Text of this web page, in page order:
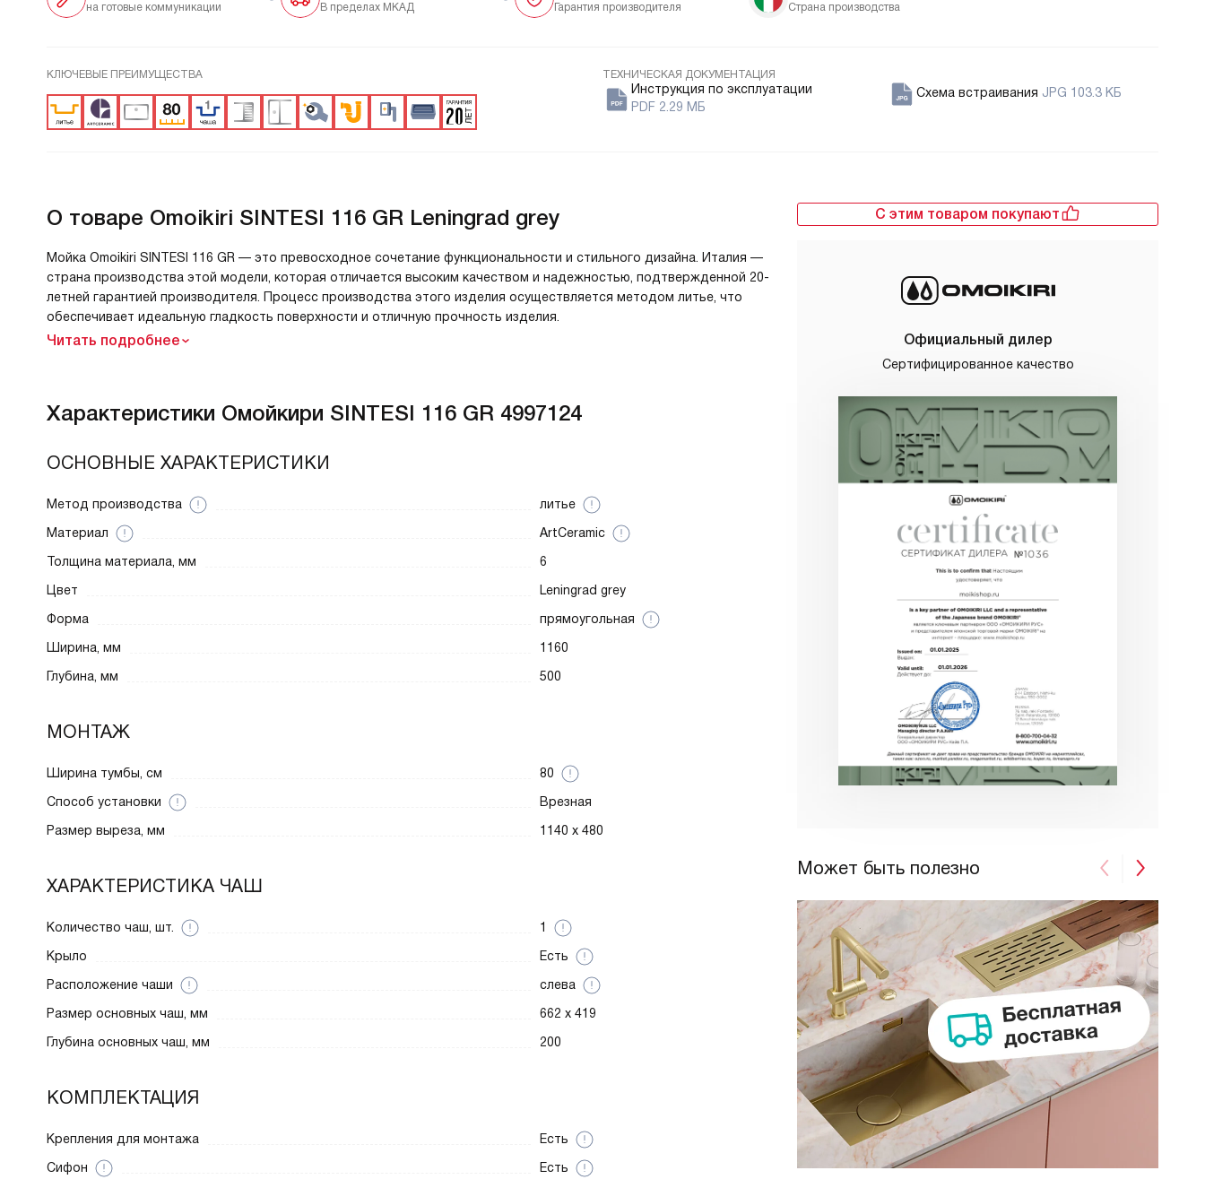
В пределах МКАД Гарантия производителя
на готовые коммуникации Страна производства
КЛЮЧЕВЫЕ ПРЕИМУЩЕСТВА ТЕХНИЧЕСКАЯ ДОКУМЕНТАЦИЯ
Инструкция по эксплуатации
PDF 2.29 МБ
Схема встраивания JPG 103.3 КБ
С этим товаром покупают
Официальный дилер
Сертифицированное качество
Может быть полезно
О товаре Omoikiri SINTESI 116 GR Leningrad grey
Мойка Omoikiri SINTESI 116 GR — это превосходное сочетание функциональности и стильного дизайна. Италия —
страна производства этой модели, которая отличается высоким качеством и надежностью, подтвержденной 20-
летней гарантией производителя. Процесс производства этого изделия осуществляется методом литье, что
обеспечивает идеальную гладкость поверхности и отличную прочность изделия.
Читать подробнее
Характеристики Омойкири SINTESI 116 GR 4997124
ОСНОВНЫЕ ХАРАКТЕРИСТИКИ
Метод производства
литье
Материал
ArtCeramic
Толщина материала, мм
6
Цвет
Leningrad grey
Форма
прямоугольная
Ширина, мм
1160
Глубина, мм
500
МОНТАЖ
Ширина тумбы, см
80
Способ установки
Врезная
Размер выреза, мм
1140 х 480
ХАРАКТЕРИСТИКА ЧАШ
Количество чаш, шт.
1
Крыло
Есть
Расположение чаши
слева
Размер основных чаш, мм
662 х 419
Глубина основных чаш, мм
200
КОМПЛЕКТАЦИЯ
Крепления для монтажа
Есть
Сифон
Есть